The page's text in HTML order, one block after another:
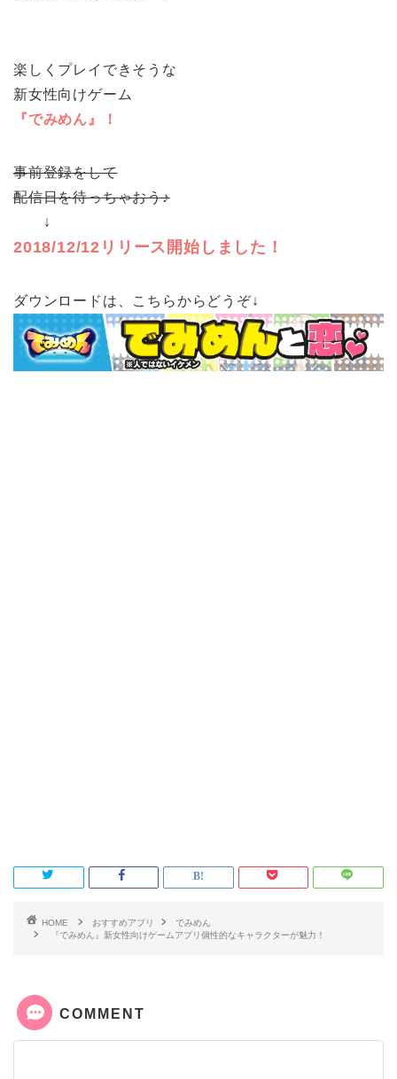
楽しくプレイできそうな
新女性向けゲーム
『でみめん』！
事前登録をして
配信日を待っちゃおう♪
↓
2018/12/12リリース開始しました！
ダウンロードは、こちらからどうぞ↓
HOME おすすめアプリ
でみめん
『でみめん』新女性向けゲームアプリ個性的なキャラクターが魅力！
COMMENT